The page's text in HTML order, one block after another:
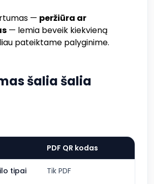
— peržiūra ar
— lemia beveik kiekvieną
pateiktame palyginime.
šalia šalia
PDF QR kodas
tipai Tik PDF